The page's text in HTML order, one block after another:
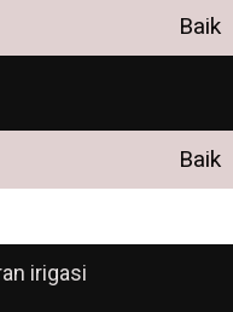
Baik
Baik
irigasi